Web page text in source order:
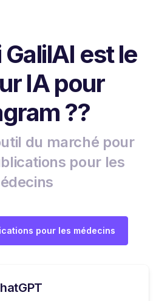
est le
IA pour
??
du marché pour
pour les
pour les médecins